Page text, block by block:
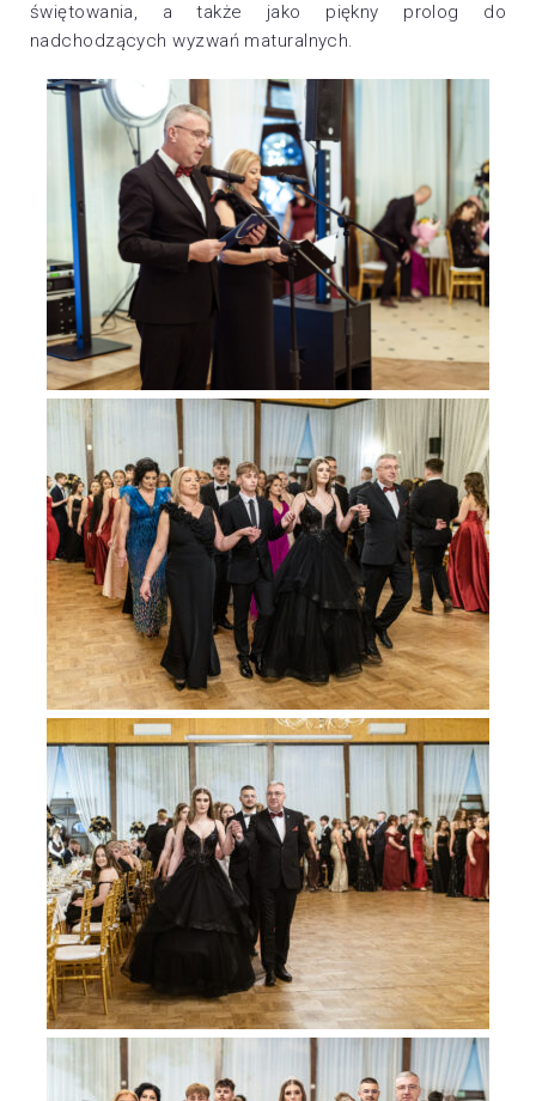
świętowania, a także jako piękny prolog do
nadchodzących wyzwań maturalnych.